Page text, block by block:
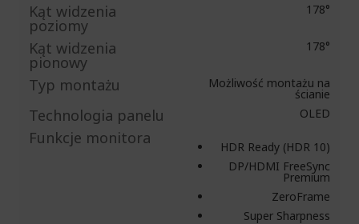
Kąt widzenia
poziomy
178°
Kąt widzenia
pionowy
178°
Typ montażu Możliwość montażu na
ścianie
Technologia panelu OLED
Funkcje monitora
HDR Ready (HDR 10)
DP/HDMI FreeSync
Premium
ZeroFrame
Super Sharpness